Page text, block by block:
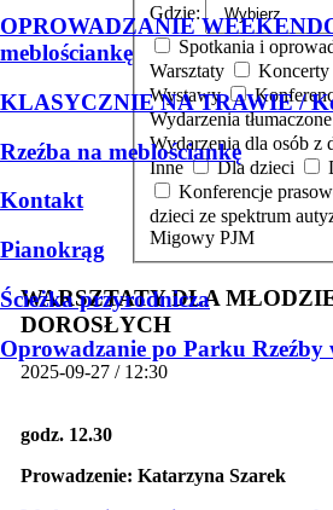
OPROWADZANIE
meblościankę
KLASYCZNIE NA TRAWIE /
Rzeźba na meblościankę
Kontakt
Pianokrąg
Ścieżka przyrodnicza
Oprowadzanie po Parku
Gdzie:
Spotkania i
Warsztaty
Koncerty
Wystawy
Wydarzenia
Wydarzenia dla osób z
Inne
Dla dzieci
Konferencje
dzieci ze spektrum
Migowy PJM
WARSZTATY DLA
DOROSŁYCH
2025-09-27 / 12:30
godz. 12.30
Prowadzenie: Katarzyna Szarek